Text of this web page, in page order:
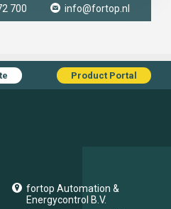
700 info@fortop.nl
Product Portal
fortop Automation &
Energycontrol B.V.